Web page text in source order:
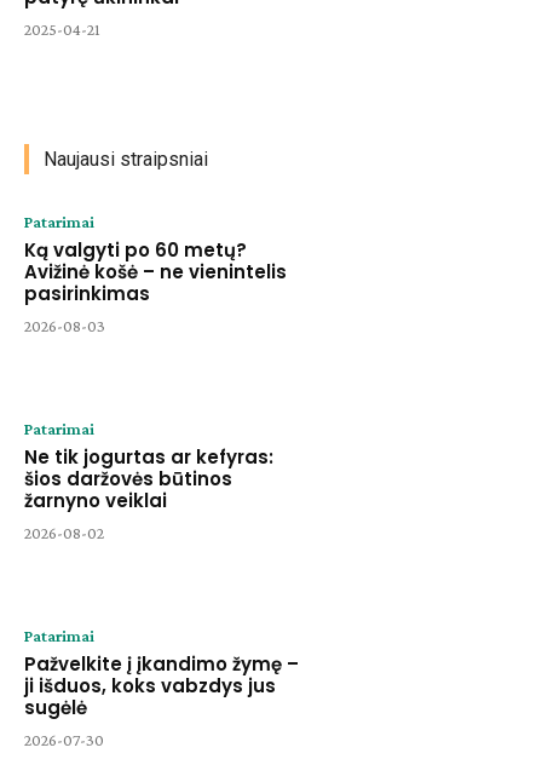
2025-04-21
Naujausi straipsniai
Patarimai
Ką valgyti po 60 metų?
Avižinė košė – ne vienintelis
pasirinkimas
2026-08-03
Patarimai
Ne tik jogurtas ar kefyras:
šios daržovės būtinos
žarnyno veiklai
2026-08-02
Patarimai
Pažvelkite į įkandimo žymę –
ji išduos, koks vabzdys jus
sugėlė
2026-07-30